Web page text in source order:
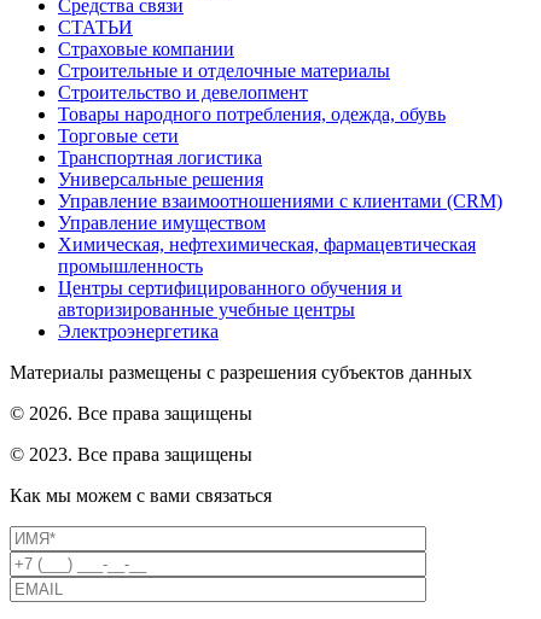
Средства связи
СТАТЬИ
Страховые компании
Строительные и отделочные материалы
Строительство и девелопмент
Товары народного потребления, одежда, обувь
Торговые сети
Транспортная логистика
Универсальные решения
Управление взаимоотношениями с клиентами (CRM)
Управление имуществом
Химическая, нефтехимическая, фармацевтическая
промышленность
Центры сертифицированного обучения и
авторизированные учебные центры
Электроэнергетика
Материалы размещены с разрешения субъектов данных
© 2026. Все права защищены
© 2023. Все права защищены
Как мы можем с вами связаться